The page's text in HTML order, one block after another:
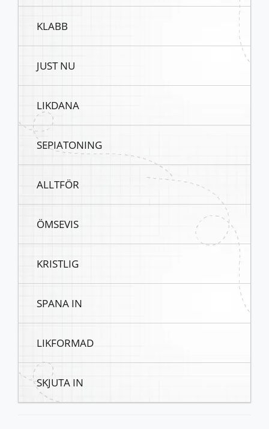
KLABB
JUST NU
LIKDANA
SEPIATONING
ALLTFÖR
ÖMSEVIS
KRISTLIG
SPANA IN
LIKFORMAD
SKJUTA IN